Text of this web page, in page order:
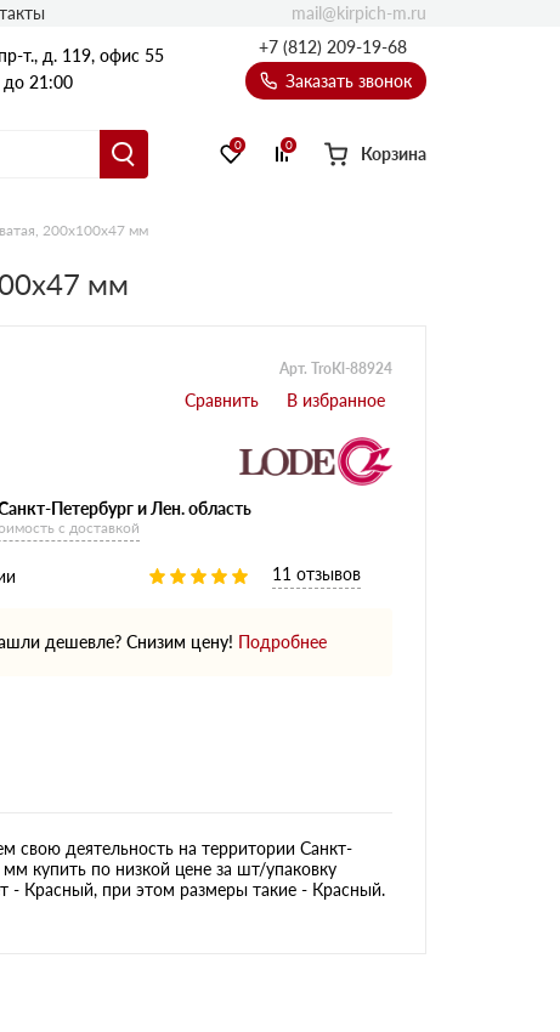
т., д. 119, офис 55
21:00
+7 (812) 209-19-68
Заказать звонок
0 0 Корзина
mail@kirpich-m.ru
200x100x47 мм
мм
Арт. TroKl-88924
Петербург и Лен. область
с доставкой
11 отзывов
дешевле? Снизим цену! Подробнее
деятельность на территории Санкт-
купить по низкой цене за шт/упаковку
- Красный, при этом размеры такие - Красный.